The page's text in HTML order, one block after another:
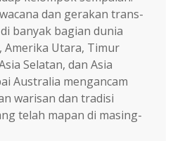
dan gerakan trans-
banyak bagian dunia
Amerika Utara, Timur
Selatan, dan Asia
Australia mengancam
warisan dan tradisi
telah mapan di masing-